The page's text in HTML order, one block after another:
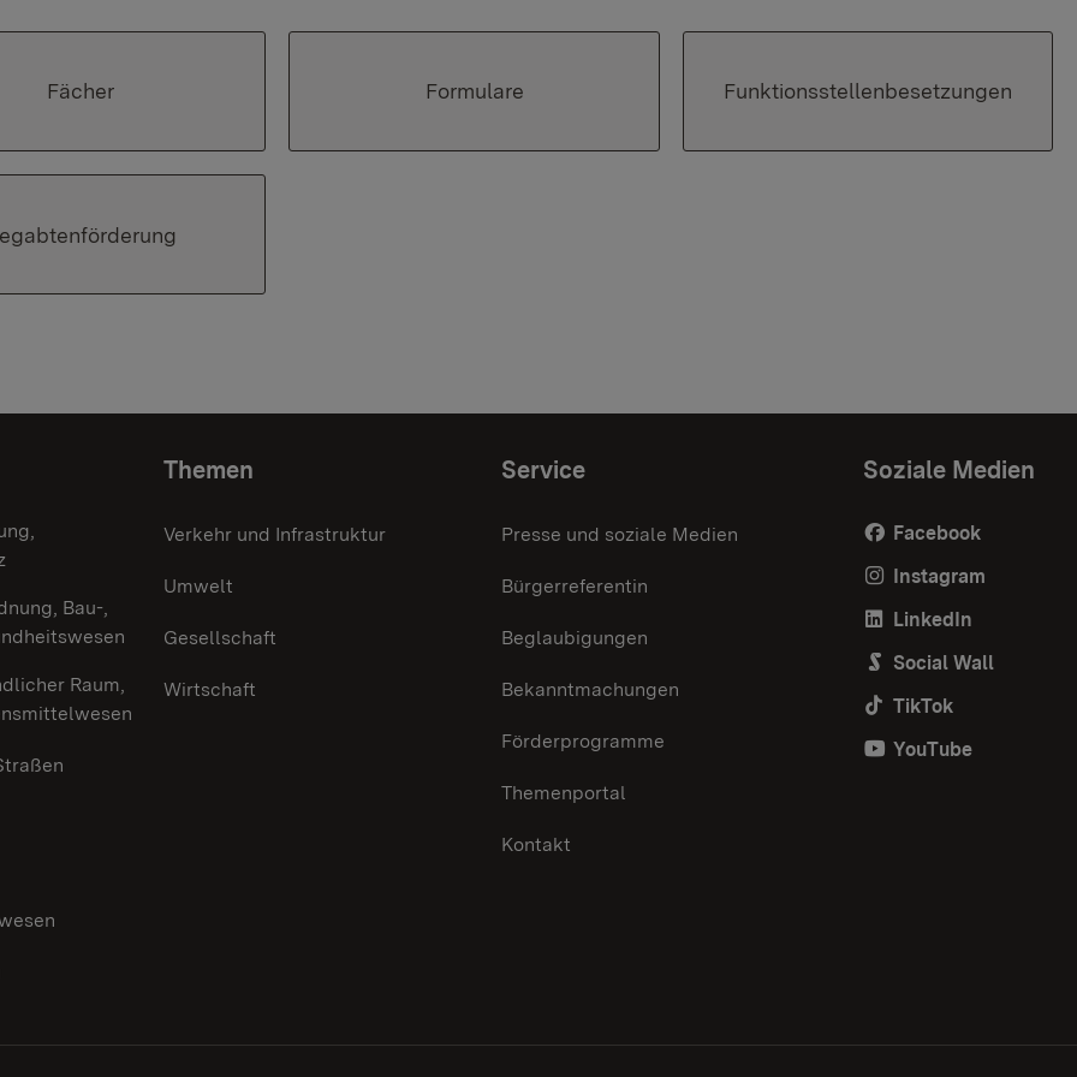
Fächer Formulare Funktionsstellenbesetzungen
Bau-,
Raum,
Themen
Verkehr und Infrastruktur
Umwelt
Gesellschaft
Wirtschaft
Service
Presse und soziale Medien
Bürgerreferentin
Beglaubigungen
Bekanntmachungen
Förderprogramme
Themenportal
Kontakt
Soziale Medien
Facebook
Instagram
LinkedIn
Social Wall
TikTok
YouTube